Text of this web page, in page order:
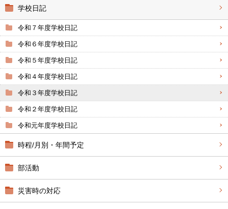
学校日記
令和７年度学校日記
令和６年度学校日記
令和５年度学校日記
令和４年度学校日記
令和３年度学校日記
令和２年度学校日記
令和元年度学校日記
時程/月別・年間予定
部活動
災害時の対応